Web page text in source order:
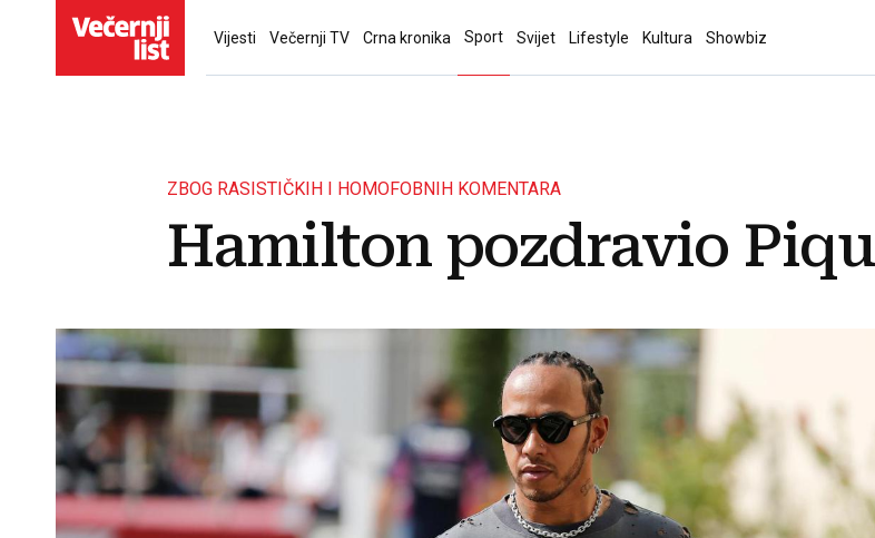
Vijesti Večernji TV Crna kronika Sport Svijet Lifestyle Kultura Showbiz
ZBOG RASISTIČKIH I HOMOFOBNIH KOMENTARA
Hamilton pozdravio